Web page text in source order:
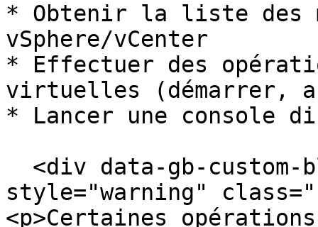
* Obtenir la liste des
vSphere/vCenter
* Effectuer des
virtuelles (démarrer,
* Lancer une console
style="warning"
<p>Certaines